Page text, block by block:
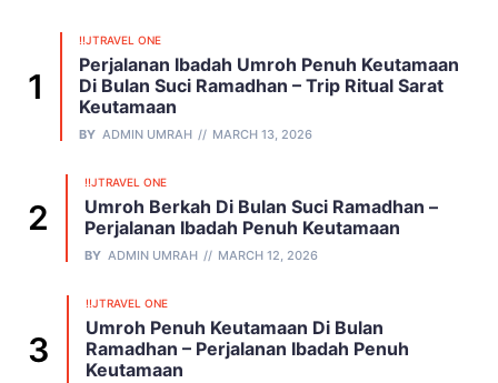
!!JTRAVEL ONE
Perjalanan Ibadah Umroh Penuh Keutamaan
Di Bulan Suci Ramadhan – Trip Ritual Sarat
Keutamaan
BY ADMIN UMRAH MARCH 13, 2026
!!JTRAVEL ONE
Umroh Berkah Di Bulan Suci Ramadhan –
Perjalanan Ibadah Penuh Keutamaan
BY ADMIN UMRAH MARCH 12, 2026
!!JTRAVEL ONE
Umroh Penuh Keutamaan Di Bulan
Ramadhan – Perjalanan Ibadah Penuh
Keutamaan